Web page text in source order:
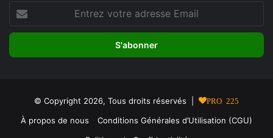
votre
adresse
© Copyright 2026, Tous droits réservés | PRO 225
À propos de nous
Conditions Générales d’Utilisation (CGU)